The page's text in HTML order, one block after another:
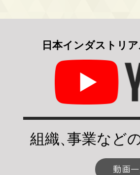
日本インダストリ
組織、 事業など
動画